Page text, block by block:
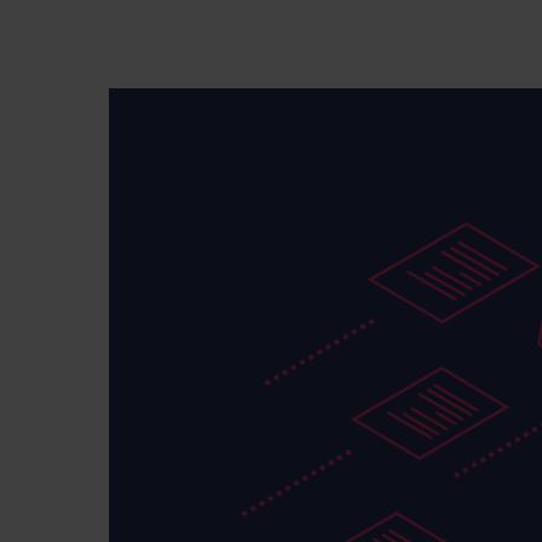
Premi invio per cercare o ESC per